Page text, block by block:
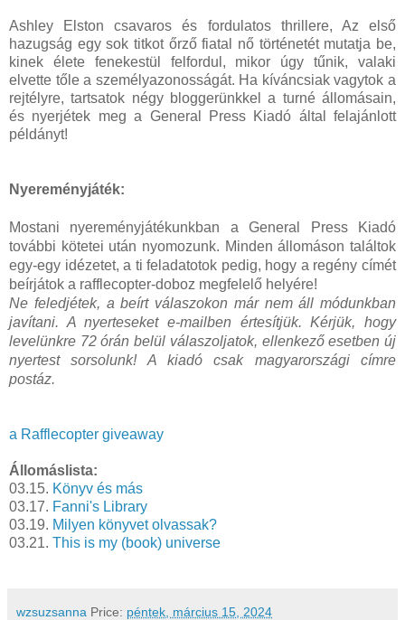
Ashley Elston csavaros és fordulatos thrillere, Az első
hazugság egy sok titkot őrző fiatal nő történetét mutatja be,
kinek élete fenekestül felfordul, mikor úgy tűnik, valaki
elvette tőle a személyazonosságát. Ha kíváncsiak vagytok a
rejtélyre, tartsatok négy bloggerünkkel a turné állomásain,
és nyerjétek meg a General Press Kiadó által felajánlott
példányt!
Nyereményjáték:
Mostani nyereményjátékunkban a General Press Kiadó
további kötetei után nyomozunk. Minden állomáson találtok
egy-egy idézetet, a ti feladatotok pedig, hogy a regény címét
beírjátok a rafflecopter-doboz megfelelő helyére!
Ne feledjétek, a beírt válaszokon már nem áll módunkban
javítani. A nyerteseket e-mailben értesítjük. Kérjük, hogy
levelünkre 72 órán belül válaszoljatok, ellenkező esetben új
nyertest sorsolunk! A kiadó csak magyarországi címre
postáz.
a Rafflecopter giveaway
Állomáslista:
03.15. Könyv és más
03.17. Fanni's Library
03.19. Milyen könyvet olvassak?
03.21. This is my (book) universe
wzsuzsanna Price: péntek, március 15, 2024